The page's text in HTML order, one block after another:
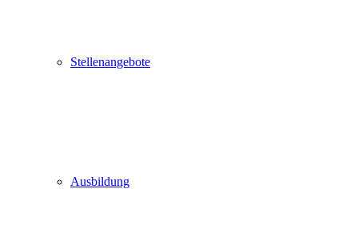
Stellenangebote
Ausbildung